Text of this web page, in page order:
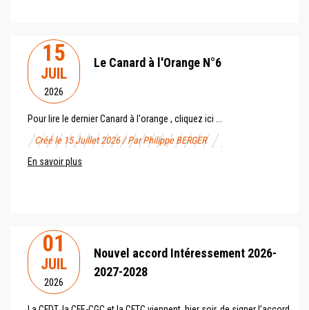
15
JUIL
2026
Le Canard à l'Orange N°6
Pour lire le dernier Canard à l'orange , cliquez ici ...
Créé le 15 Juillet 2026 / Par Philippe BERGER
En savoir plus
01
JUIL
2026
Nouvel accord Intéressement 2026-
2027-2028